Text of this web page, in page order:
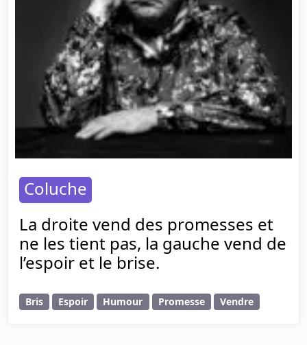
Coluche
La droite vend des promesses et
ne les tient pas, la gauche vend de
l’espoir et le brise.
Bris Espoir Humour Promesse Vendre